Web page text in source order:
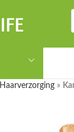
Haarverzorging »